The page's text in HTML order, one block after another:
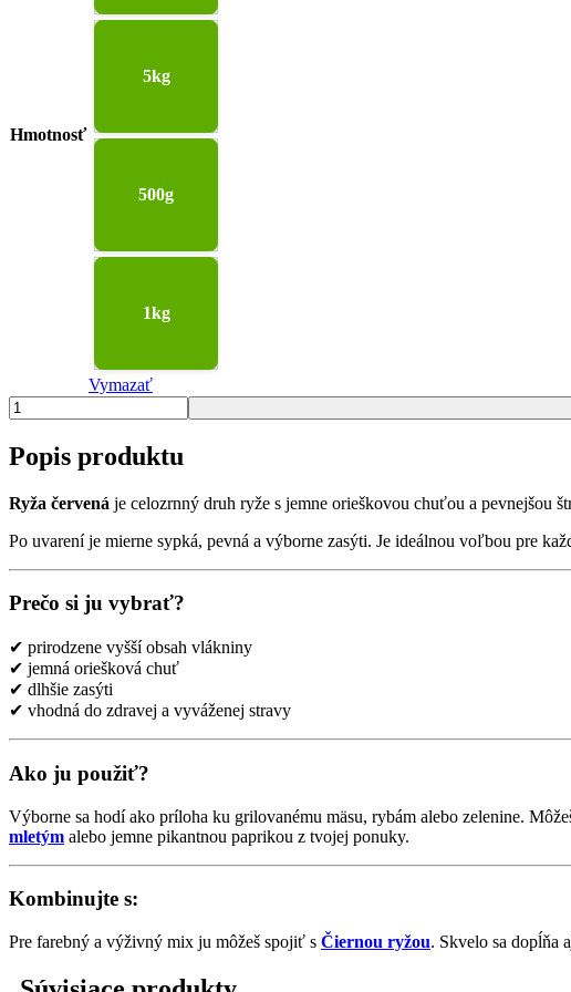
Hmotnosť
5kg
500g
1kg
Vymazať
množstvo
Ryža
červená
Popis produktu
Ryža červená je celozrnný druh ryže s jemne orieškovou chuťou a pevnejšou
Po uvarení je mierne sypká, pevná a výborne zasýti. Je ideálnou voľbou pre
Prečo si ju vybrať?
✔ prirodzene vyšší obsah vlákniny
✔ jemná oriešková chuť
✔ dlhšie zasýti
✔ vhodná do zdravej a vyváženej stravy
Ako ju použiť?
Výborne sa hodí ako príloha ku grilovanému mäsu, rybám alebo zelenine.
mletým alebo jemne pikantnou paprikou z tvojej ponuky.
Kombinujte s:
Pre farebný a výživný mix ju môžeš spojiť s Čiernou ryžou. Skvelo sa dopĺňa